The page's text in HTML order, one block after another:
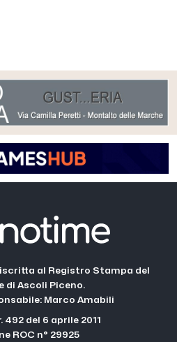
al Registro Stampa del
di Ascoli Piceno.
Marco Amabili
492 del 6 aprile 2011
ROC n° 29925